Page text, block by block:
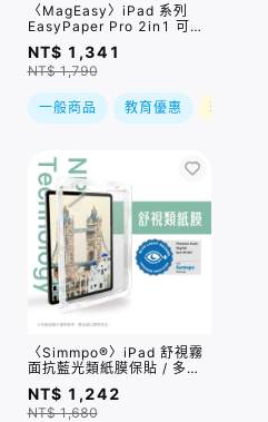
〈MagEasy〉iPad 系列
EasyPaper Pro 2in1 可拆
式磁吸類紙膜 / 四種規格
NT$ 1,341
NT$ 1,790
一般商品 教育優惠 現折
〈Simmpo®〉iPad 舒視霧
面抗藍光類紙膜保貼 / 多種
規格
NT$ 1,242
NT$ 1,680